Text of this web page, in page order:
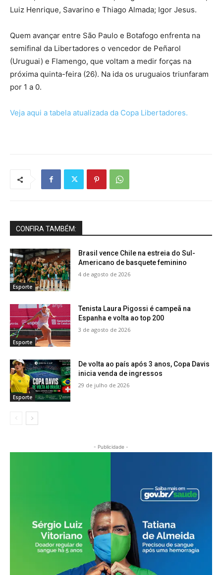
Luiz Henrique, Savarino e Thiago Almada; Igor Jesus.
Quem avançar entre São Paulo e Botafogo enfrenta na
semifinal da Libertadores o vencedor de Peñarol
(Uruguai) e Flamengo, que voltam a medir forças na
próxima quinta-feira (26). Na ida os uruguaios triunfaram
por 1 a 0.
Veja aqui a tabela atualizada da Copa Libertadores.
CONFIRA TAMBÉM:
Esporte
Brasil vence Chile na estreia do Sul-
Americano de basquete feminino
4 de agosto de 2026
Esporte
Tenista Laura Pigossi é campeã na
Espanha e volta ao top 200
3 de agosto de 2026
Esporte
De volta ao país após 3 anos, Copa Davis
inicia venda de ingressos
29 de julho de 2026
- Publicidade -